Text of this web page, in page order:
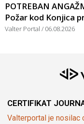
POTREBAN
Požar kod Konjica
Valter Portal 06.08.2026
CERTIFIKAT
Valterportal je nosilac